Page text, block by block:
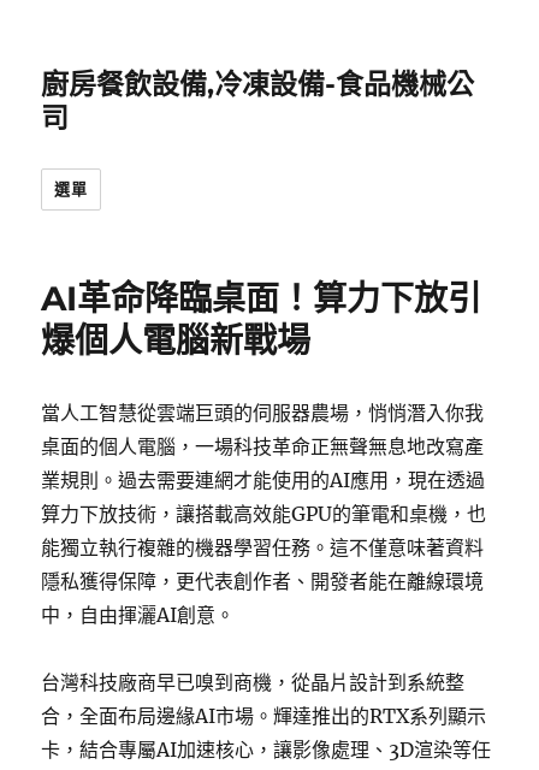
廚房餐飲設備,冷凍設備-食品機械公
司
選單
AI革命降臨桌面！算力下放引
爆個人電腦新戰場
當人工智慧從雲端巨頭的伺服器農場，悄悄潛入你我
桌面的個人電腦，一場科技革命正無聲無息地改寫產
業規則。過去需要連網才能使用的AI應用，現在透過
算力下放技術，讓搭載高效能GPU的筆電和桌機，也
能獨立執行複雜的機器學習任務。這不僅意味著資料
隱私獲得保障，更代表創作者、開發者能在離線環境
中，自由揮灑AI創意。
台灣科技廠商早已嗅到商機，從晶片設計到系統整
合，全面布局邊緣AI市場。輝達推出的RTX系列顯示
卡，結合專屬AI加速核心，讓影像處理、3D渲染等任